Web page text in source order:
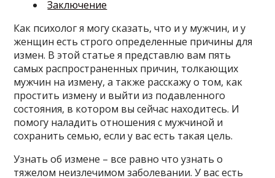
Заключение
Как психолог я могу сказать, что и у мужчин, и у
женщин есть строго определенные причины для
измен. В этой статье я представлю вам пять
самых распространенных причин, толкающих
мужчин на измену, а также расскажу о том, как
простить измену и выйти из подавленного
состояния, в котором вы сейчас находитесь. И
помогу наладить отношения с мужчиной и
сохранить семью, если у вас есть такая цель.
Узнать об измене – все равно что узнать о
тяжелом неизлечимом заболевании. У вас есть